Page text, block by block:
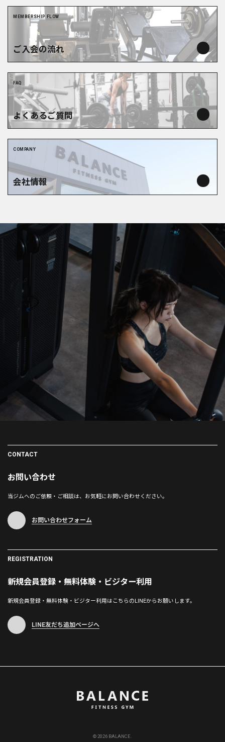
MEMBERSHIP FLOW
ご入会の流れ
FAQ
よくあるご質問
COMPANY
会社情報
CONTACT
お問い合わせ
当ジムへのご依頼・ご相談は、お気軽にお問い合わせください。
お問い合わせフォーム
REGISTRATION
新規会員登録・無料体験・ビジター利用
新規会員登録・無料体験・ビジター利用はこちらのLINEからお願いします。
LINE友だち追加ページへ
© 2026 BALANCE.